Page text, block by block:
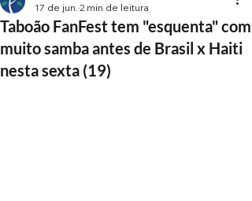
Taboão FanFest tem "esquenta" com
muito samba antes de Brasil x Haiti
nesta sexta (19)
17 de jun. 2 min de leitura